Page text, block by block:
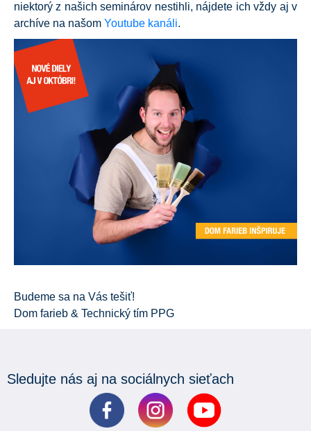
niektorý z našich seminárov nestihli, nájdete ich vždy aj v
archíve na našom Youtube kanáli.
Budeme sa na Vás tešiť!
Dom farieb & Technický tím PPG
Sledujte nás aj na sociálnych sieťach